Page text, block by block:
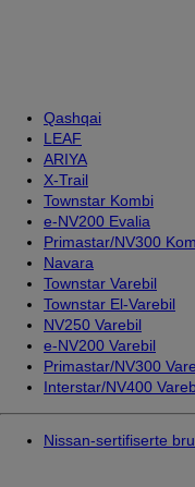
Qashqai
LEAF
ARIYA
X-Trail
Townstar Kombi
e-NV200 Evalia
Primastar/NV300
Navara
Townstar Varebil
Townstar El-Varebil
NV250 Varebil
e-NV200 Varebil
Primastar/NV300
Interstar/NV400
Nissan-sertifiserte